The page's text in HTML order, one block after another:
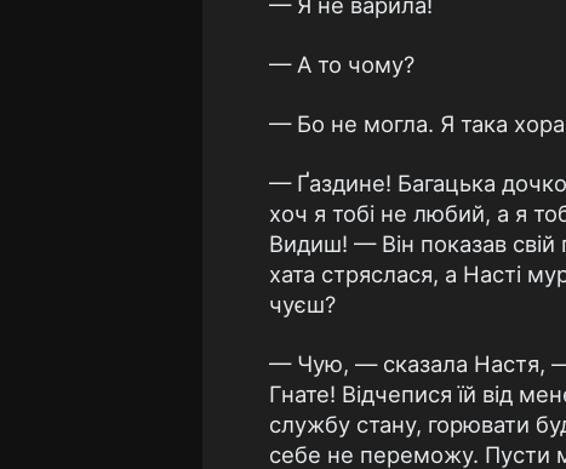
— А то чому?
— Бо не могла. Я така
— Ґаздине! Багацька
хоч я тобі не любий, а я
Видиш! — Він показав свій
хата стряслася, а Насті
чуєш?
— Чую, — сказала Настя, —
Гнате! Відчепися їй від
службу стану, горювати
себе не переможу. Пусти